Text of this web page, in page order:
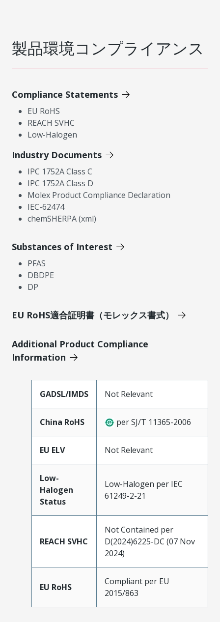
製品環境コンプライアンス
Compliance Statements
EU RoHS
REACH SVHC
Low-Halogen
Industry Documents
IPC 1752A Class C
IPC 1752A Class D
Molex Product Compliance Declaration
IEC-62474
chemSHERPA (xml)
Substances of Interest
PFAS
DBDPE
DP
EU RoHS適合証明書（モレックス書式）
Additional Product Compliance
Information
GADSL/IMDS Not Relevant
China RoHS per SJ/T 11365-2006
EU ELV Not Relevant
Low-
Halogen
Status
Low-Halogen per IEC
61249-2-21
REACH SVHC
Not Contained per
D(2024)6225-DC (07 Nov
2024)
EU RoHS
Compliant per EU
2015/863